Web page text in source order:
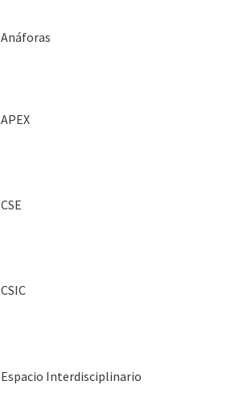
Anáforas
APEX
CSE
CSIC
Espacio Interdisciplinario